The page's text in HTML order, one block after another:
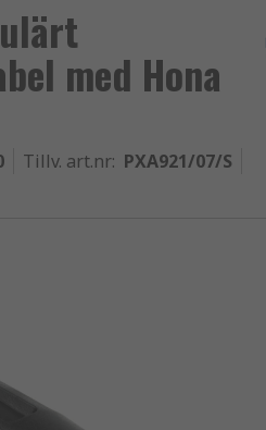
med Hona
Tillv. art.nr: PXA921/07/S